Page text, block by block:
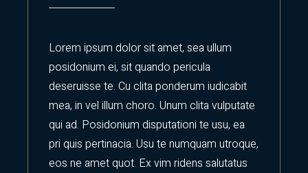
Lorem ipsum dolor sit amet, sea ullum
posidonium ei, sit quando pericula
deseruisse te. Cu clita ponderum iudicabit
mea, in vel illum choro. Unum clita vulputate
qui ad. Posidonium disputationi te usu, ea
pri quis pertinacia. Usu te numquam utroque,
eos ne amet quot. Ex vim ridens salutatus